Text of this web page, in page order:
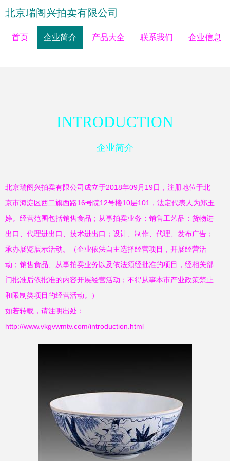
北京瑞阁兴拍卖有限公司
首页 企业简介 产品大全 联系我们 企业信息
INTRODUCTION
企业简介
北京瑞阁兴拍卖有限公司成立于2018年09月19日，注册地位于北
京市海淀区西二旗西路16号院12号楼10层101，法定代表人为郑玉
婷。经营范围包括销售食品；从事拍卖业务；销售工艺品；货物进
出口、代理进出口、技术进出口；设计、制作、代理、发布广告；
承办展览展示活动。（企业依法自主选择经营项目，开展经营活
动；销售食品、从事拍卖业务以及依法须经批准的项目，经相关部
门批准后依批准的内容开展经营活动；不得从事本市产业政策禁止
和限制类项目的经营活动。）
如若转载，请注明出处：
http://www.vkgvwmtv.com/introduction.html